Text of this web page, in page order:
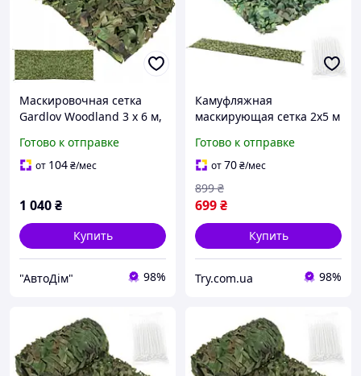
Маскировочная сетка
Gardlov Woodland 3 x 6 м,
водостойкая, усиленные
края + 100 стяжек в
Готово к отправке
от 104₴/мес
1 040₴
Купить
"АвтоДім" 98%
Камуфляжная
маскирующая сетка 2x5 м
стяжек
Готово к отправке
от70₴/мес
699₴
899 ₴
Купить
Try.com.ua 98%